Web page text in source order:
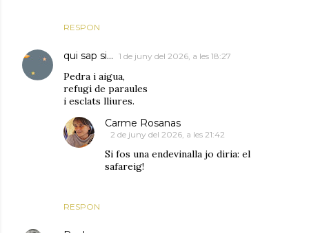
RESPON
qui sap si... 1 de juny del 2026, a les 18:27
Pedra i aigua,
refugi de paraules
i esclats lliures.
RESPON
Carme Rosanas
2 de juny del 2026, a les 21:42
Si fos una endevinalla jo diria: el
safareig!